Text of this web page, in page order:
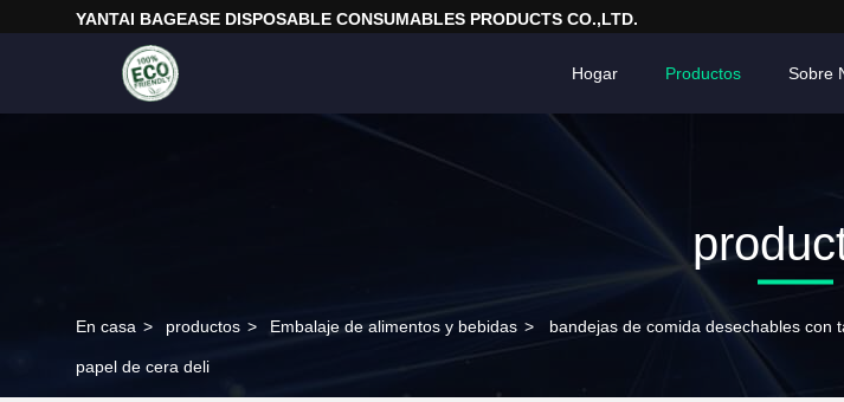
YANTAI BAGEASE DISPOSABLE CONSUMABLES PRODUCTS CO.,LTD.
Hogar Productos Sobre
En casa > productos > Embalaje de alimentos y bebidas > bandejas de comida desechables con
papel de cera deli